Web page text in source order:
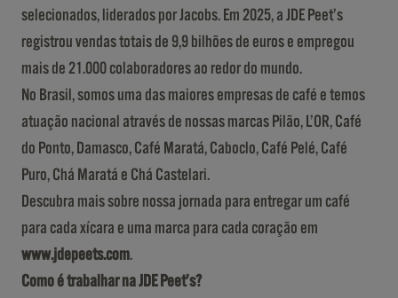
selecionados, liderados por Jacobs. Em 2025, a JDE Peet’s
registrou vendas totais de 9,9 bilhões de euros e empregou
mais de 21.000 colaboradores ao redor do mundo.
No Brasil, somos uma das maiores empresas de café e temos
atuação nacional através de nossas marcas Pilão, L’OR, Café
do Ponto, Damasco, Café Maratá, Caboclo, Café Pelé, Café
Puro, Chá Maratá e Chá Castelari.
Descubra mais sobre nossa jornada para entregar um café
para cada xícara e uma marca para cada coração em
www.jdepeets.com.
Como é trabalhar na JDE Peet’s?